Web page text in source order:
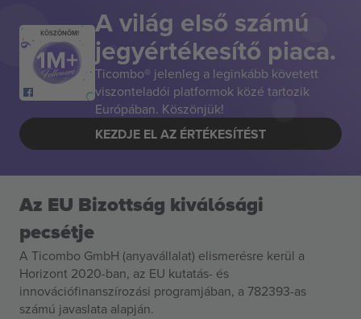
KÖSZÖNÖM! A világ első számú
jegyértékesítő piaca.
Ticombo® jelenleg a leginkább követett
viszonteladói platformok közé tartozik
Európában. Köszönjük!
KEZDJE EL AZ ÉRTÉKESÍTÉST
Az EU Bizottság kiválósági
pecsétje
A Ticombo GmbH (anyavállalat) elismerésre kerül a
Horizont 2020-ban, az EU kutatás- és
innovációfinanszírozási programjában, a 782393-as
számú javaslata alapján.